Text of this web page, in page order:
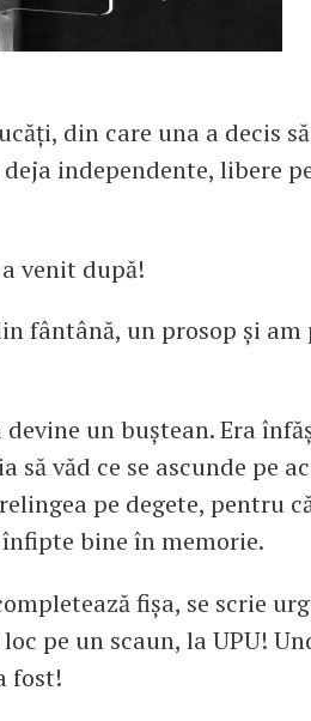
din care una a decis
independente, libere
venit după!
fântână, un prosop și
un buștean. Era
să văd ce se ascunde pe
pe degete, pentru
bine în memorie.
fișa, se scrie
pe un scaun, la UPU!
fost!